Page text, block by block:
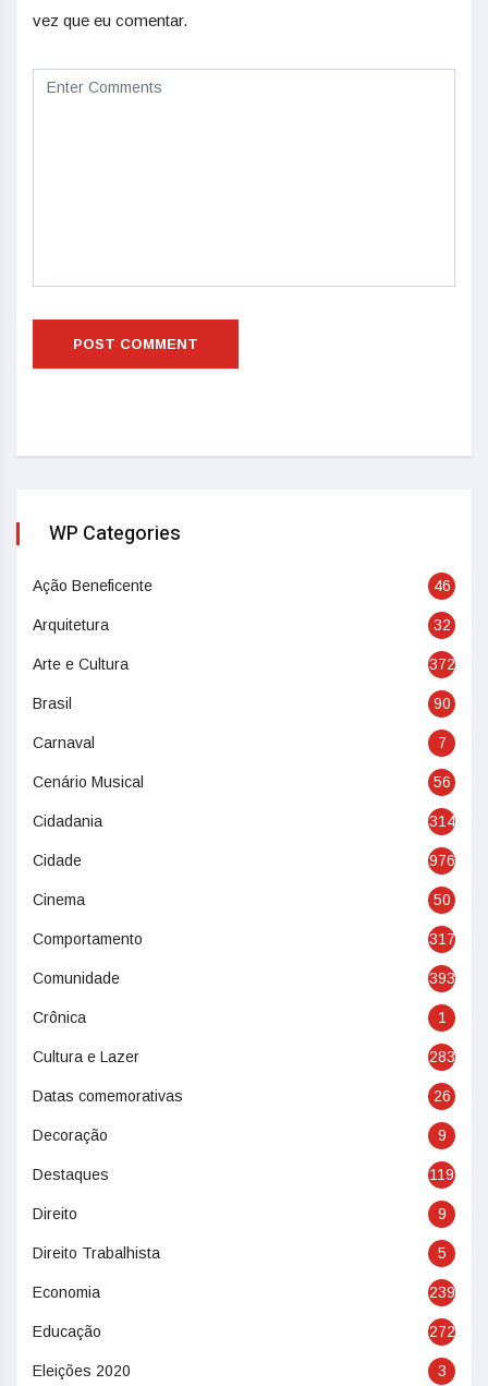
vez que eu comentar.
WP Categories
Ação Beneficente 46
Arquitetura 32
Arte e Cultura 372
Brasil 90
Carnaval 7
Cenário Musical 56
Cidadania 314
Cidade 976
Cinema 50
Comportamento 317
Comunidade 393
Crônica 1
Cultura e Lazer 283
Datas comemorativas 26
Decoração 9
Destaques 119
Direito 9
Direito Trabalhista 5
Economia 239
Educação 272
Eleições 2020 3